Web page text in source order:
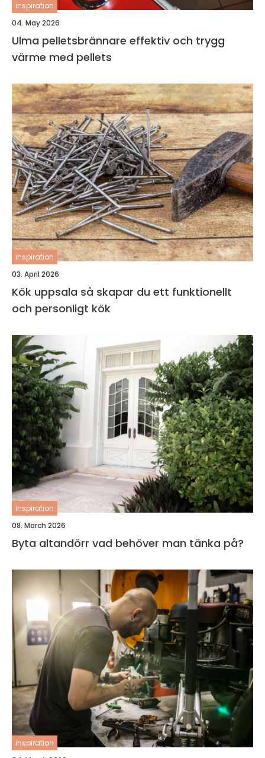
inspiration
04. May 2026
Ulma pelletsbrännare effektiv och trygg
värme med pellets
inspiration
03. April 2026
Kök uppsala så skapar du ett funktionellt
och personligt kök
inspiration
08. March 2026
Byta altandörr vad behöver man tänka på?
inspiration